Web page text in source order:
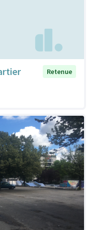
Retenue